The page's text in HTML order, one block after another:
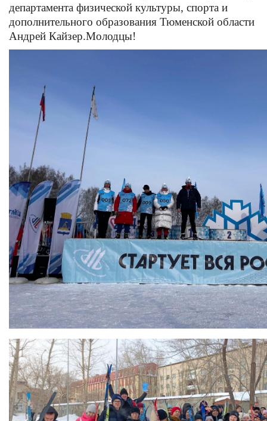
департамента физической культуры, спорта и
дополнительного образования Тюменской области
Андрей Кайзер.Молодцы!